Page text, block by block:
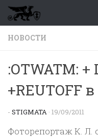
Перейти к
НОВОСТИ
:OTWATM: +
+REUTOFF
- STIGMATA · 19/09/2011
Фоторепортаж К. Л.